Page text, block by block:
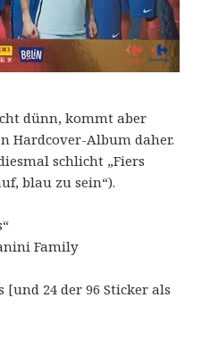
dünn, kommt aber
Hardcover-Album daher.
schlicht „Fiers
blau zu sein“).
Family
[und 24 der 96 Sticker als